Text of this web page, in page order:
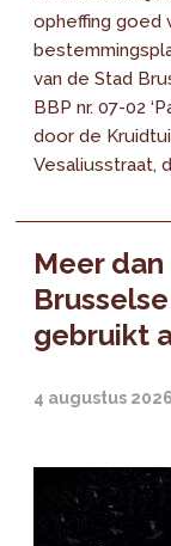
opheffing goed
van de Stad
BBP nr. 07-02
door de
Vesaliusstraat,
Meer
gebruikt
4 augustus 2026